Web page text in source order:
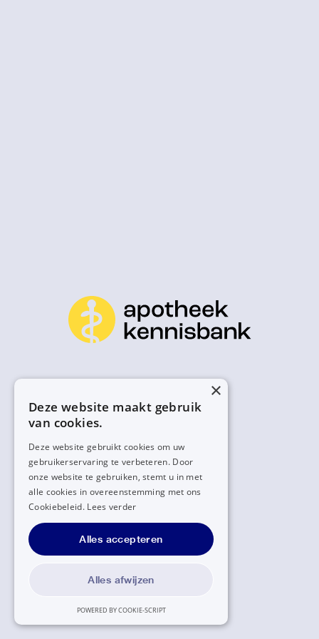
×
Deze website maakt gebruik
van cookies.
Deze website gebruikt cookies om uw
gebruikerservaring te verbeteren. Door
onze website te gebruiken, stemt u in met
alle cookies in overeenstemming met ons
Cookiebeleid. Lees verder
Alles accepteren
Alles afwijzen
POWERED BY COOKIE-SCRIPT